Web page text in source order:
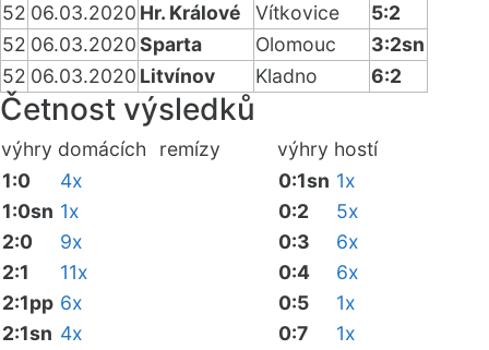
52 06.03.2020 Hr. Králové Vítkovice
5:2
52 06.03.2020Sparta Olomouc
3:2sn
52 06.03.2020 Litvínov Kladno 6:2
Četnost výsledků
výhry domácích remízy výhry hostí
1:0
4x
1:0sn 1x
2:0
9x
2:1
11x
2:1pp 6x
2:1sn 4x
0:1sn 1x
0:2
5x
0:3
6x
0:4
6x
0:5
1x
0:7
1x